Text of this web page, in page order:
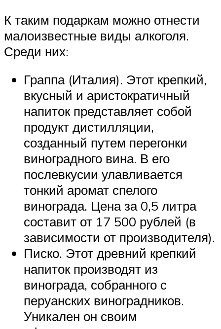
К таким подаркам можно отнести
малоизвестные виды алкоголя.
Среди них:
Граппа (Италия). Этот крепкий,
вкусный и аристократичный
напиток представляет собой
продукт дистилляции,
созданный путем перегонки
виноградного вина. В его
послевкусии улавливается
тонкий аромат спелого
винограда. Цена за 0,5 литра
составит от 17 500 рублей (в
зависимости от производителя).
Писко. Этот древний крепкий
напиток производят из
винограда, собранного с
перуанских виноградников.
Уникален он своим